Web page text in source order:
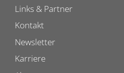
Links & Partner
Kontakt
Newsletter
Karriere